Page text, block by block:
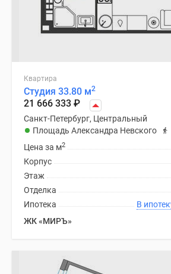
Квартира
Студия 33.80 м2
21 666 333 ₽
Санкт-Петербург, Центральный
Площадь Александра Невского
Цена за м2
Корпус
Этаж
Отделка
Ипотека
ЖК «МИРЪ»